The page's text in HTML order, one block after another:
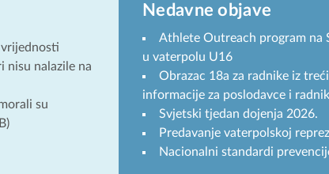
nisu nalazile na
su
Nedavne objave
Athlete Outreach program na
u vaterpolu U16
Obrazac 18a za radnike iz
informacije za poslodavce i
Svjetski tjedan dojenja 2026.
Predavanje vaterpolskoj
Nacionalni standardi